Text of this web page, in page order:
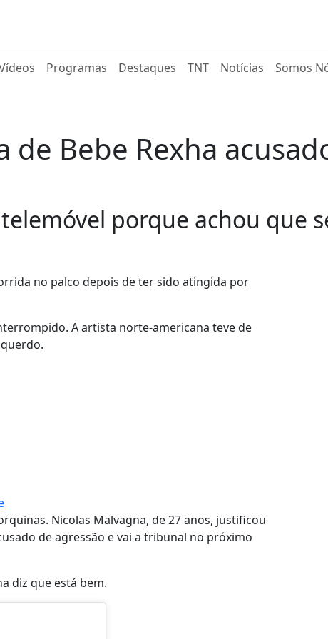
Programas Destaques TNT Notícias Somos
Bebe Rexha
porque achou que
no palco depois de ter sido atingida por
A artista norte-americana teve de
Nicolas Malvagna, de 27 anos, justificou
de agressão e vai a tribunal no próximo
diz que está bem.